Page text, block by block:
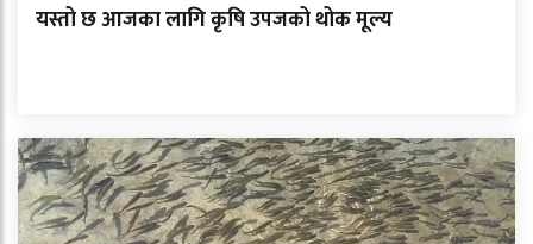
यस्तो छ आजका लागि कृषि उपजको थोक मूल्य